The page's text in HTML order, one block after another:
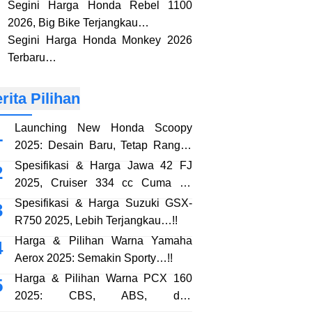
Segini Harga Honda Rebel 1100
2026, Big Bike Terjangkau…
Segini Harga Honda Monkey 2026
Terbaru…
Pilihan
Launching New Honda Scoopy
2025: Desain Baru, Tetap Rangka
eSAF…!!
Spesifikasi & Harga Jawa 42 FJ
2025, Cruiser 334 cc Cuma 38
Jutaan…!!
Spesifikasi & Harga Suzuki GSX-
R750 2025, Lebih Terjangkau…!!
Harga & Pilihan Warna Yamaha
Aerox 2025: Semakin Sporty…!!
Harga & Pilihan Warna PCX 160
2025: CBS, ABS, dan